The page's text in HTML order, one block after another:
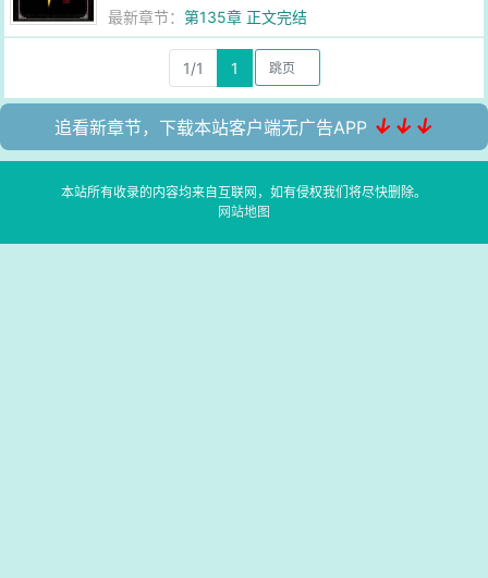
最新章节：第135章 正文完结
1/1 1
追看新章节，下载本站客户端无广告APP ↓↓↓
本站所有收录的内容均来自互联网，如有侵权我们将尽快删除。
网站地图